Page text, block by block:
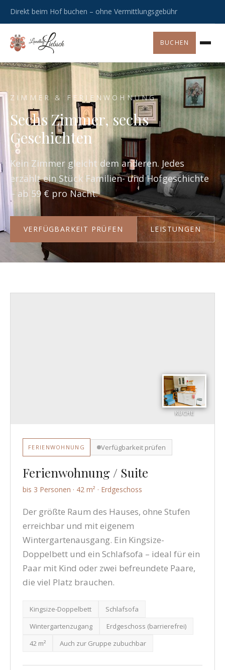
Direkt beim Hof buchen – ohne Vermittlungsgebühr
BUCHEN
ZIMMER & FERIENWOHNUNG
Sechs Zimmer, sechs
Geschichten
Kein Zimmer gleicht dem anderen. Jedes
erzählt ein Stück Familien- und Hofgeschichte
– ab 59 € pro Nacht.
VERFÜGBARKEIT PRÜFEN LEISTUNGEN
KÜCHE
FERIENWOHNUNG Verfügbarkeit prüfen
Ferienwohnung / Suite
bis 3 Personen · 42 m² · Erdgeschoss
Der größte Raum des Hauses, ohne Stufen
erreichbar und mit eigenem
Wintergartenausgang. Ein Kingsize-
Doppelbett und ein Schlafsofa – ideal für ein
Paar mit Kind oder zwei befreundete Paare,
die viel Platz brauchen.
Kingsize-Doppelbett
Schlafsofa
Wintergartenzugang
Erdgeschoss (barrierefrei)
42 m²
Auch zur Gruppe zubuchbar